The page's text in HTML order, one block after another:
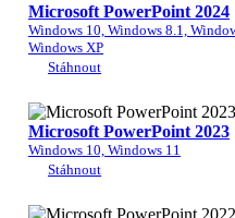
Microsoft PowerPoint 2024
Windows 10, Windows 8.1,
Windows XP
Stáhnout
Microsoft PowerPoint 2023
Windows 10, Windows 11
Stáhnout